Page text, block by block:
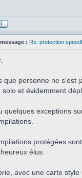
: Re: protection
que personne ne s'est
solo et évidemment
quelques exceptions
protégées
élus.
avec une carte